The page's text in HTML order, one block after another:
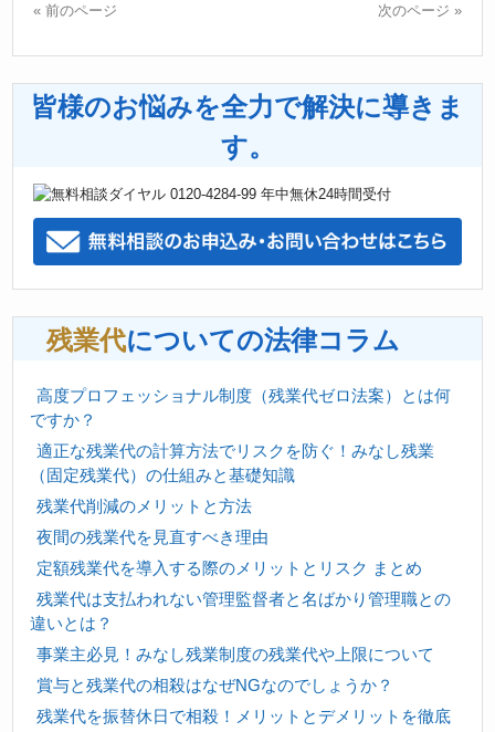
« 前のページ 次のページ »
皆様のお悩みを全力で解決に導きま
す。
残業代についての法律コラム
高度プロフェッショナル制度（残業代ゼロ法案）とは何
ですか？
適正な残業代の計算方法でリスクを防ぐ！みなし残業
（固定残業代）の仕組みと基礎知識
残業代削減のメリットと方法
夜間の残業代を見直すべき理由
定額残業代を導入する際のメリットとリスク まとめ
残業代は支払われない管理監督者と名ばかり管理職との
違いとは？
事業主必見！みなし残業制度の残業代や上限について
賞与と残業代の相殺はなぜNGなのでしょうか？
残業代を振替休日で相殺！メリットとデメリットを徹底